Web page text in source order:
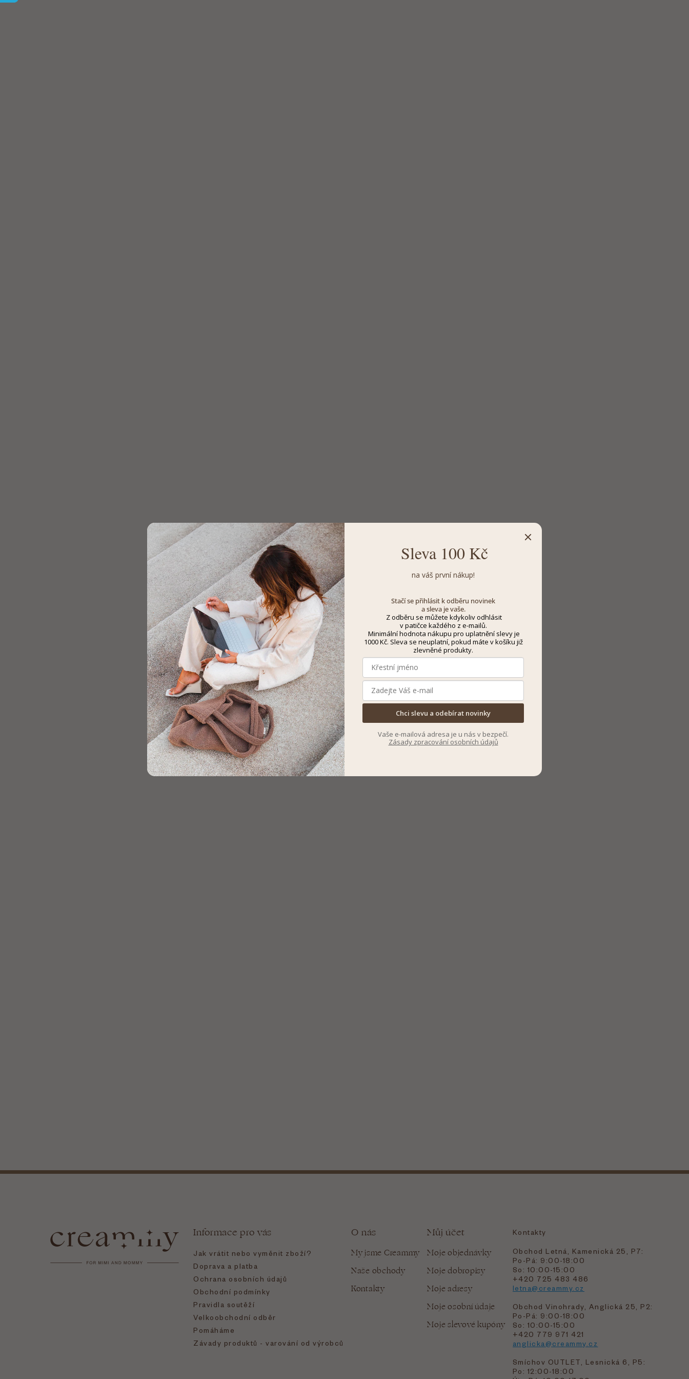
Informace pro vás
Jak vrátit nebo vyměnit zboží?
Doprava a platba
Ochrana osobních údajů
Obchodní podmínky
Pravidla soutěží
Velkoobchodní odběr
Pomáháme
Závady produktů - varování od výrobců
O nás
My jsme Creammy
Naše obchody
Kontakty
Můj účet
Moje objednávky
Moje dobropisy
Moje adresy
Moje osobní údaje
Moje slevové kupóny
Kontakty
Obchod Letná, Kamenická 25, P7:
Po-Pá: 9:00-18:00
So: 10:00-15:00
+420 725 483 486
letna@creammy.cz
Obchod Vinohrady, Anglická 25, P2:
Po-Pá: 9:00-18:00
So: 10:00-15:00
+420 779 971 421
anglicka@creammy.cz
Smíchov OUTLET, Lesnická 6, P5:
Po: 12:00-18:00
Sleva 100 Kč
na váš první nákup!
Stačí se přihlásit k odběru novinek
a sleva je vaše.
Z odběru se můžete kdykoliv odhlásit
v patičce každého z e-mailů.
Minimální hodnota nákupu pro uplatnění slevy je
1000 Kč. Sleva se neuplatní, pokud máte v košíku již
zlevněné produkty.
Chci slevu a odebírat novinky
Vaše e-mailová adresa je u nás v bezpečí.
Zásady zpracování osobních údajů